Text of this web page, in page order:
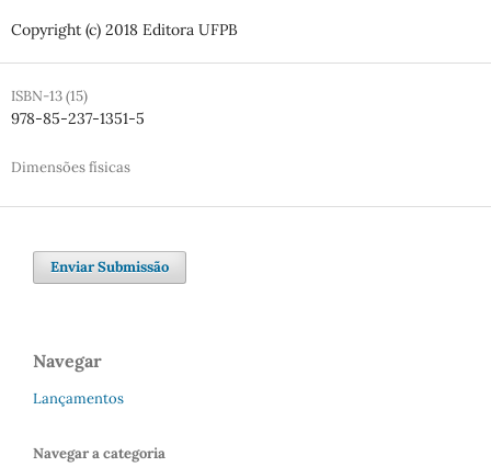
Copyright (c) 2018 Editora UFPB
ISBN-13 (15)
978-85-237-1351-5
Dimensões físicas
Enviar Submissão
Navegar
Lançamentos
Navegar a categoria